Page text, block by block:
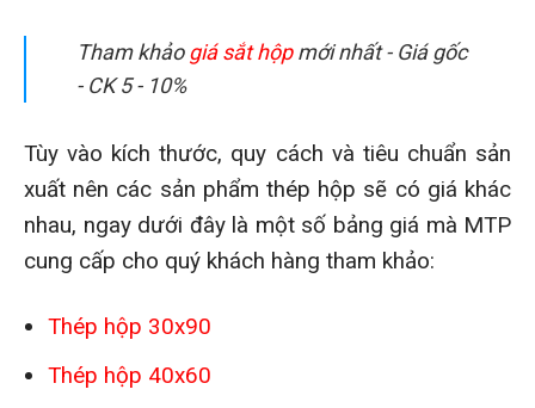
Tham khảogiá sắt hộpmới nhất - Giá gốc
- CK 5 - 10%
Tùy vào kích thước, quy cách và tiêu chuẩn sản
xuất nên các sản phẩm thép hộp sẽ có giá khác
nhau, ngay dưới đây là một số bảng giá mà MTP
cung cấp cho quý khách hàng tham khảo:
Thép hộp 30x90
Thép hộp 40x60